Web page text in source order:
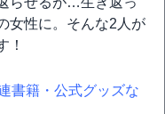
女性に。そんな2人が
！
書籍・公式グッズな